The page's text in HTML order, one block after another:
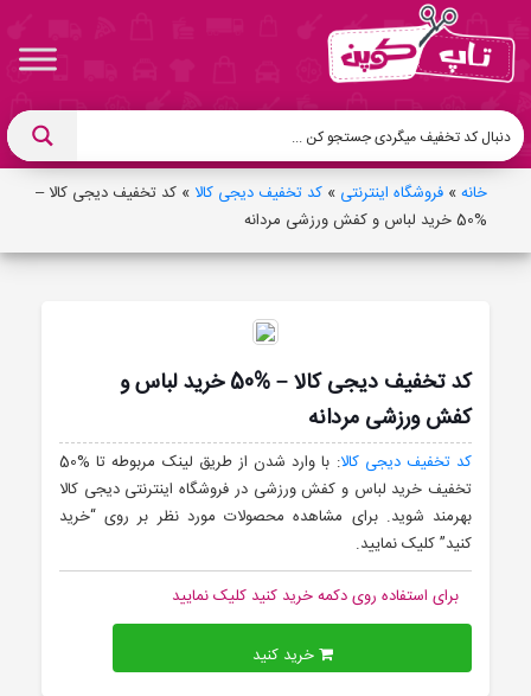
خانه» فروشگاه اینترنتی » کد تخفیف دیجی کالا » کد تخفیف دیجی کالا –
%50 خرید لباس و کفش ورزشی مردانه
کد تخفیف دیجی کالا – %50 خرید لباس و
کفش ورزشی مردانه
کد تخفیف دیجی کالا
: با وارد شدن از طریق لینک مربوطه تا %50
تخفیف خرید لباس و کفش ورزشی در فروشگاه اینترنتی دیجی کالا
بهرمند شوید. برای مشاهده محصولات مورد نظر بر روی “خرید
کنید” کلیک نمایید.
برای استفاده روی دکمه خرید کنید کلیک نمایید
خرید کنید